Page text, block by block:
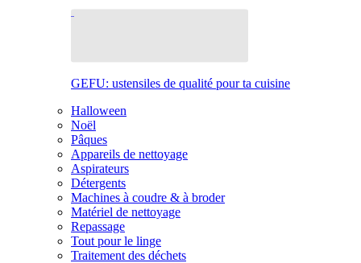
GEFU: ustensiles de qualité pour ta cuisine
Halloween
Noël
Pâques
Appareils de nettoyage
Aspirateurs
Détergents
Machines à coudre & à broder
Matériel de nettoyage
Repassage
Tout pour le linge
Traitement des déchets